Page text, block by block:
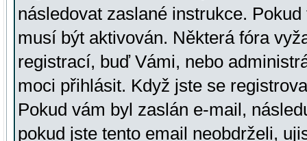
následovat zaslané instrukce.
musí být aktivován. Některá fóra
registrací, buď Vámi, nebo
moci přihlásit. Když jste se
Pokud vám byl zaslán e-mail,
pokud jste tento email neobdrželi,